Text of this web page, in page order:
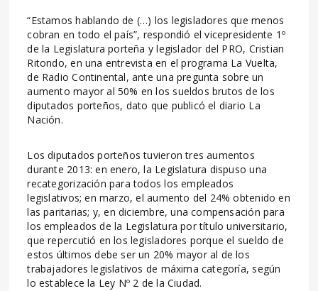
“Estamos hablando de (…) los legisladores que menos
cobran en todo el país”, respondió el vicepresidente 1º
de la Legislatura porteña y legislador del PRO, Cristian
Ritondo, en una entrevista en el programa La Vuelta,
de Radio Continental, ante una pregunta sobre un
aumento mayor al 50% en los sueldos brutos de los
diputados porteños, dato que publicó el diario La
Nación.
Los diputados porteños tuvieron tres aumentos
durante 2013: en enero, la Legislatura dispuso una
recategorización para todos los empleados
legislativos; en marzo, el aumento del 24% obtenido en
las paritarias; y, en diciembre, una compensación para
los empleados de la Legislatura por título universitario,
que repercutió en los legisladores porque el sueldo de
estos últimos debe ser un 20% mayor al de los
trabajadores legislativos de máxima categoría, según
lo establece la Ley Nº 2 de la Ciudad.